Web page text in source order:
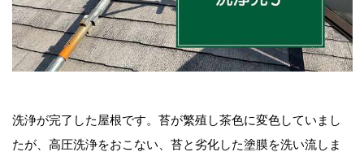
洗浄が完了した屋根です。苔が繁殖し茶色に変色していまし
たが、高圧洗浄をおこない、苔と劣化した塗膜を洗い流しま